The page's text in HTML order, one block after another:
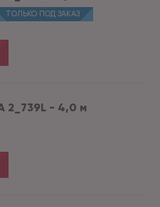
ТОЛЬКО ПОД ЗАКАЗ
2_739L - 4,0 м